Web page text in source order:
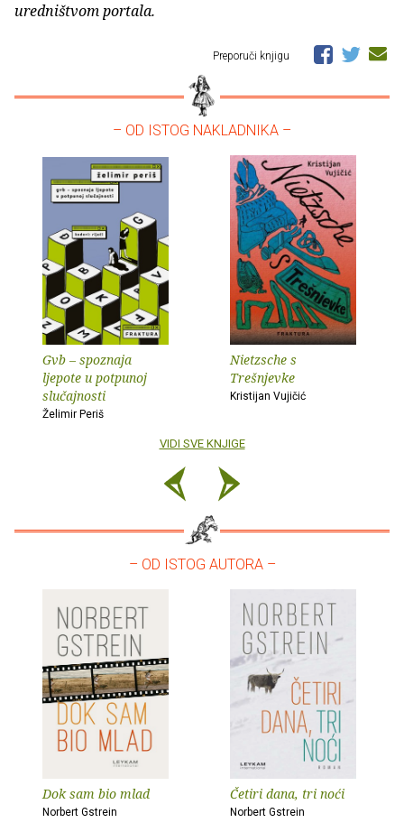
uredništvom portala.
Preporuči knjigu
– OD ISTOG NAKLADNIKA –
Gvb – spoznaja
ljepote u potpunoj
slučajnosti
Želimir Periš
Nietzsche s
Trešnjevke
Kristijan Vujičić
VIDI SVE KNJIGE
– OD ISTOG AUTORA –
Dok sam bio mlad
Norbert Gstrein
Četiri dana, tri noći
Norbert Gstrein